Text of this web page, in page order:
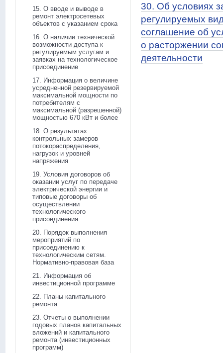
15. О вводе и выводе в
ремонт электросетевых
объектов с указанием срока
16. О наличии технической
возможности доступа к
регулируемым услугам и
заявках на технологическое
присоединение
17. Информация о величине
усредненной резервируемой
максимальной мощности по
потребителям с
максимальной (разрешенной)
мощностью 670 кВт и более
18. О результатах
контрольных замеров
потокораспределения,
нагрузок и уровней
напряжения
19. Условия договоров об
оказании услуг по передаче
электрической энергии и
типовые договоры об
осуществлении
технологического
присоединения
20. Порядок выполнения
мероприятий по
присоединению к
технологическим сетям.
Нормативно-правовая база
21. Информация об
инвестиционной программе
22. Планы капитального
ремонта
23. Отчеты о выполнении
годовых планов капитальных
вложений и капитального
ремонта (инвестиционных
программ)
30. Об условиях
регулируемых
соглашение об
о расторжении
деятельности